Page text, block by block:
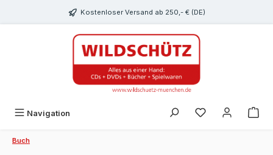
Kostenloser Versand ab 250,- € (DE)
Navigation Du hast 0
Buch